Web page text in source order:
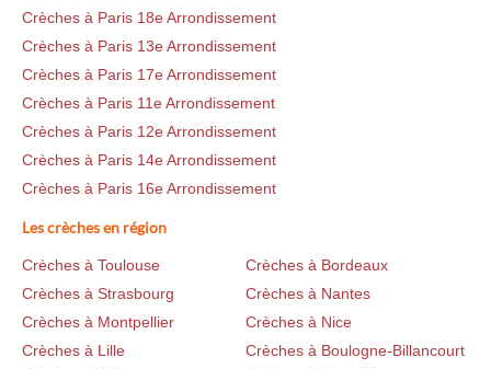
Crèches à Paris 18e Arrondissement
Crèches à Paris 13e Arrondissement
Crèches à Paris 17e Arrondissement
Crèches à Paris 11e Arrondissement
Crèches à Paris 12e Arrondissement
Crèches à Paris 14e Arrondissement
Crèches à Paris 16e Arrondissement
Les crèches en région
Crèches à Toulouse
Crèches à Bordeaux
Crèches à Strasbourg
Crèches à Nantes
Crèches à Montpellier
Crèches à Nice
Crèches à Lille
Crèches à Boulogne-Billancourt